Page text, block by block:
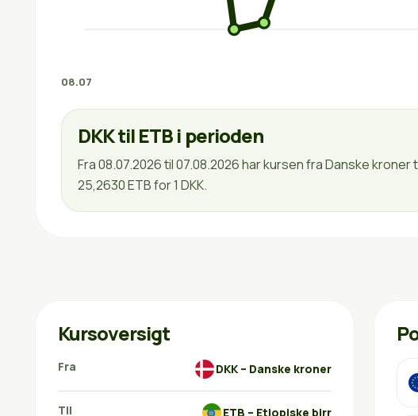
08.07
DKK til ETB i perioden
Fra 08.07.2026 til 07.08.2026 har kursen fra Danske
25,2630 ETB for 1 DKK.
Kursoversigt
Fra DKK – Danske kroner
Til ETB – Etiopiske birr